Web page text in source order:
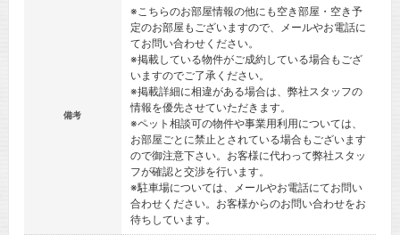
備考
※こちらのお部屋情報の他にも空き部屋・空き予
定のお部屋もございますので、メールやお電話に
てお問い合わせください。
※掲載している物件がご成約している場合もござ
いますのでご了承ください。
※掲載詳細に相違がある場合は、弊社スタッフの
情報を優先させていただきます。
※ペット相談可の物件や事業用利用については、
お部屋ごとに禁止とされている場合もございます
ので御注意下さい。お客様に代わって弊社スタッ
フが確認と交渉を行います。
※駐車場については、メールやお電話にてお問い
合わせください。お客様からのお問い合わせをお
待ちしています。